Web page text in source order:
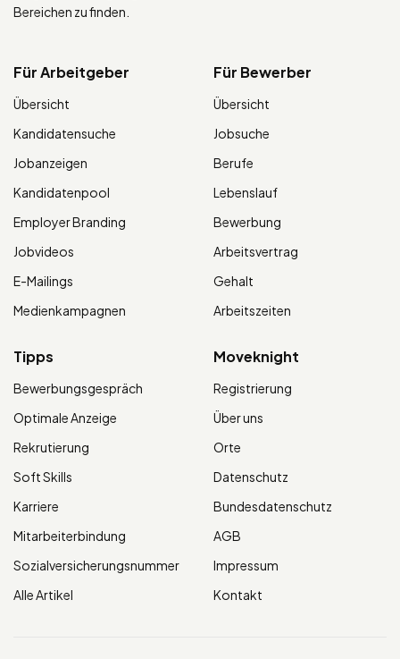
Bereichen zu finden.
Für Arbeitgeber
Übersicht
Kandidatensuche
Jobanzeigen
Kandidatenpool
Employer Branding
Jobvideos
E-Mailings
Medienkampagnen
Für Bewerber
Übersicht
Jobsuche
Berufe
Lebenslauf
Bewerbung
Arbeitsvertrag
Gehalt
Arbeitszeiten
Tipps
Bewerbungsgespräch
Optimale Anzeige
Rekrutierung
Soft Skills
Karriere
Mitarbeiterbindung
Sozialversicherungsnummer
Alle Artikel
Moveknight
Registrierung
Über uns
Orte
Datenschutz
Bundesdatenschutz
AGB
Impressum
Kontakt